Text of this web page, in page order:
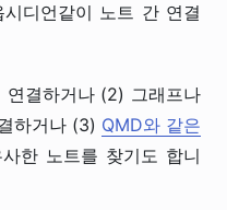
디언같이 노트 간 연결
연결하거나 (2) 그래프나
하거나 (3) QMD와 같은
한 노트를 찾기도 합니